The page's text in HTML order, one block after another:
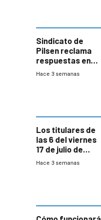
Sindicato de
Pilsen reclama
respuestas en
medio de
Hace 3 semanas
Los titulares de
las 6 del viernes
17 de julio de
2026
Hace 3 semanas